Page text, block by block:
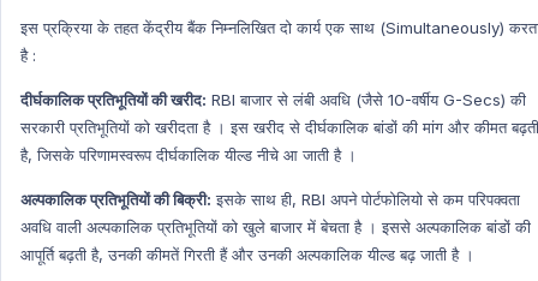
इस प्रक्रिया के तहत केंद्रीय बैंक निम्नलिखित दो कार्य एक साथ (Simultaneously)
है :
दीर्घकालिक प्रतिभूतियों की खरीद: RBI बाजार से लंबी अवधि (जैसे 10-वर्षीय G-Secs) की
सरकारी प्रतिभूतियों को खरीदता है । इस खरीद से दीर्घकालिक बांडों की मांग और कीमत बढ़ती
है, जिसके परिणामस्वरूप दीर्घकालिक यील्ड नीचे आ जाती है ।
अल्पकालिक प्रतिभूतियों की बिक्री: इसके साथ ही, RBI अपने पोर्टफोलियो से कम परिपक्वता
अवधि वाली अल्पकालिक प्रतिभूतियों को खुले बाजार में बेचता है । इससे अल्पकालिक बांडों की
आपूर्ति बढ़ती है, उनकी कीमतें गिरती हैं और उनकी अल्पकालिक यील्ड बढ़ जाती है ।